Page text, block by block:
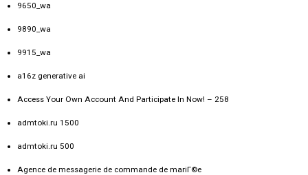
9650_wa
9890_wa
9915_wa
a16z generative ai
Access Your Own Account And Participate In Now! – 258
admtoki.ru 1500
admtoki.ru 500
Agence de messagerie de commande de mariГ©e